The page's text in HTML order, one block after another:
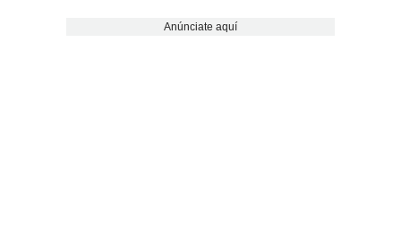
Anúnciate aquí